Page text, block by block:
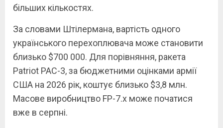
більших кількостях.
За словами Штілермана, вартість одного
українського перехоплювача може становити
близько $700 000. Для порівняння, ракета
Patriot PAC-3, за бюджетними оцінками армії
США на 2026 рік, коштує близько $3,8 млн.
Масове виробництво FP-7.x може початися
вже в серпні.